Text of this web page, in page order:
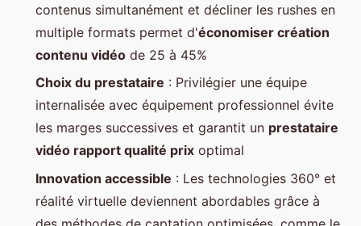
contenus simultanément et décliner les rushes en
multiple formats permet d'économiser création
contenu vidéo de 25 à 45%
Choix du prestataire : Privilégier une équipe
internalisée avec équipement professionnel évite
les marges successives et garantit un prestataire
vidéo rapport qualité prix optimal
Innovation accessible : Les technologies 360° et
réalité virtuelle deviennent abordables grâce à